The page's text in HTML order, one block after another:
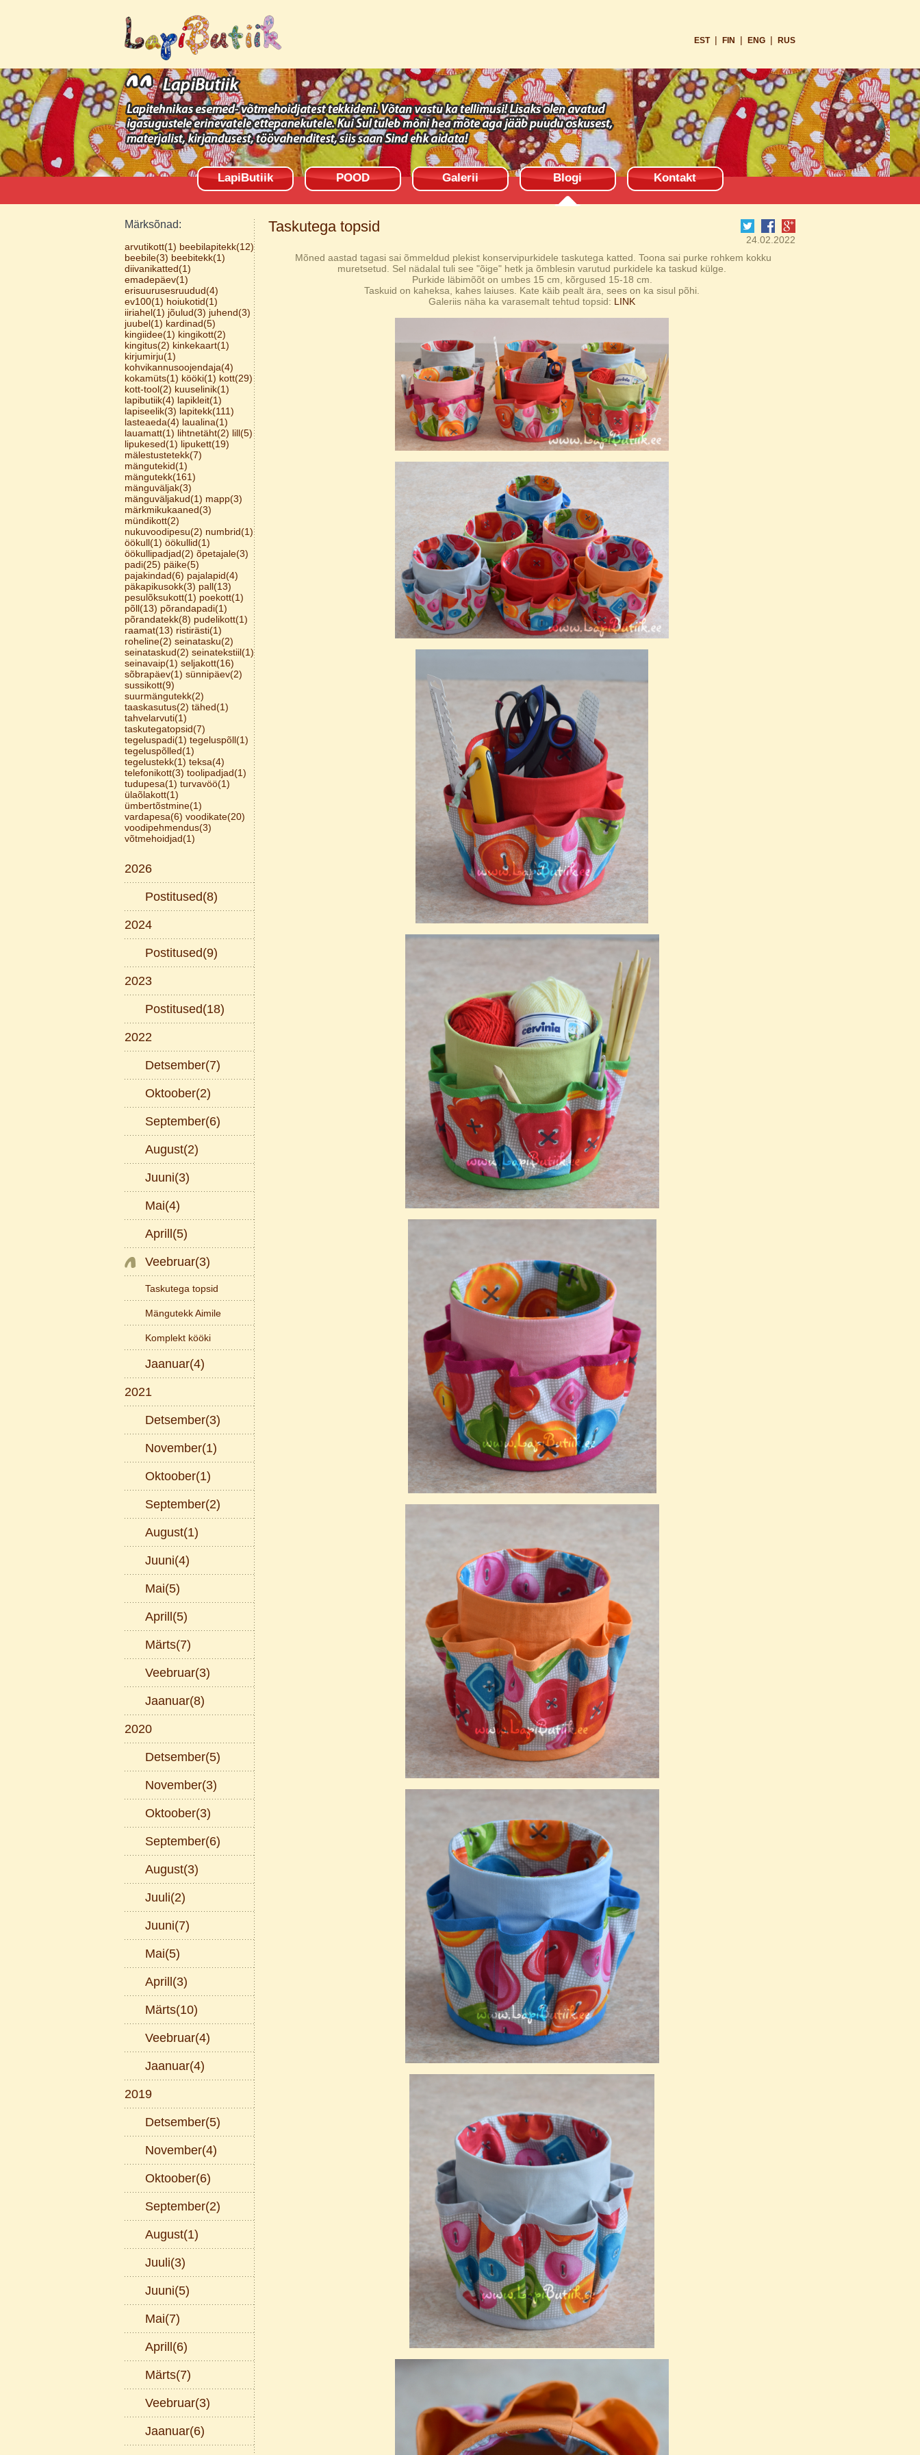
EST | FIN | ENG | RUS
LapiButiik POOD Galerii Blogi Kontakt
Märksõnad:
arvutikott(1) beebilapitekk(12)
beebile(3) beebitekk(1)
diivanikatted(1)
emadepäev(1)
erisuurusesruudud(4)
ev100(1) hoiukotid(1)
iiriahel(1) jõulud(3) juhend(3)
juubel(1) kardinad(5)
kingiidee(1) kingikott(2)
kingitus(2) kinkekaart(1)
kirjumirju(1)
kohvikannusoojendaja(4)
kokamüts(1) kööki(1) kott(29)
kott-tool(2) kuuselinik(1)
lapibutiik(4) lapikleit(1)
lapiseelik(3) lapitekk(111)
lasteaeda(4) laualina(1)
lauamatt(1) lihtnetäht(2) lill(5)
lipukesed(1) lipukett(19)
mälestustetekk(7)
mängutekid(1)
mängutekk(161)
mänguväljak(3)
mänguväljakud(1) mapp(3)
märkmikukaaned(3)
mündikott(2)
nukuvoodipesu(2) numbrid(1)
öökull(1) öökullid(1)
öökullipadjad(2) õpetajale(3)
padi(25) päike(5)
pajakindad(6) pajalapid(4)
päkapikusokk(3) pall(13)
pesulõksukott(1) poekott(1)
põll(13) põrandapadi(1)
põrandatekk(8) pudelikott(1)
raamat(13) ristirästi(1)
roheline(2) seinatasku(2)
seinataskud(2) seinatekstiil(1)
seinavaip(1) seljakott(16)
sõbrapäev(1) sünnipäev(2)
sussikott(9)
suurmängutekk(2)
taaskasutus(2) tähed(1)
tahvelarvuti(1)
taskutegatopsid(7)
tegeluspadi(1) tegeluspõll(1)
tegeluspõlled(1)
tegelustekk(1) teksa(4)
telefonikott(3) toolipadjad(1)
tudupesa(1) turvavöö(1)
ülaõlakott(1)
ümbertõstmine(1)
vardapesa(6) voodikate(20)
voodipehmendus(3)
võtmehoidjad(1)
2026
Postitused(8)
2024
Postitused(9)
2023
Postitused(18)
2022
Detsember(7)
Oktoober(2)
September(6)
August(2)
Juuni(3)
Mai(4)
Aprill(5)
Veebruar(3)
Taskutega topsid
Mängutekk Aimile
Komplekt kööki
Jaanuar(4)
2021
Detsember(3)
November(1)
Oktoober(1)
September(2)
August(1)
Juuni(4)
Mai(5)
Aprill(5)
Märts(7)
Veebruar(3)
Jaanuar(8)
2020
Detsember(5)
November(3)
Oktoober(3)
September(6)
August(3)
Juuli(2)
Juuni(7)
Mai(5)
Aprill(3)
Märts(10)
Veebruar(4)
Jaanuar(4)
2019
Detsember(5)
November(4)
Oktoober(6)
September(2)
August(1)
Juuli(3)
Juuni(5)
Mai(7)
Aprill(6)
Märts(7)
Veebruar(3)
Jaanuar(6)
Taskutega topsid
24.02.2022
Mõned aastad tagasi sai õmmeldud plekist konservipurkidele taskutega katted. Toona sai purke rohkem kokku
muretsetud. Sel nädalal tuli see "õige" hetk ja õmblesin varutud purkidele ka taskud külge.
Purkide läbimõõt on umbes 15 cm, kõrgused 15-18 cm.
Taskuid on kaheksa, kahes laiuses. Kate käib pealt ära, sees on ka sisul põhi.
Galeriis näha ka varasemalt tehtud topsid: LINK